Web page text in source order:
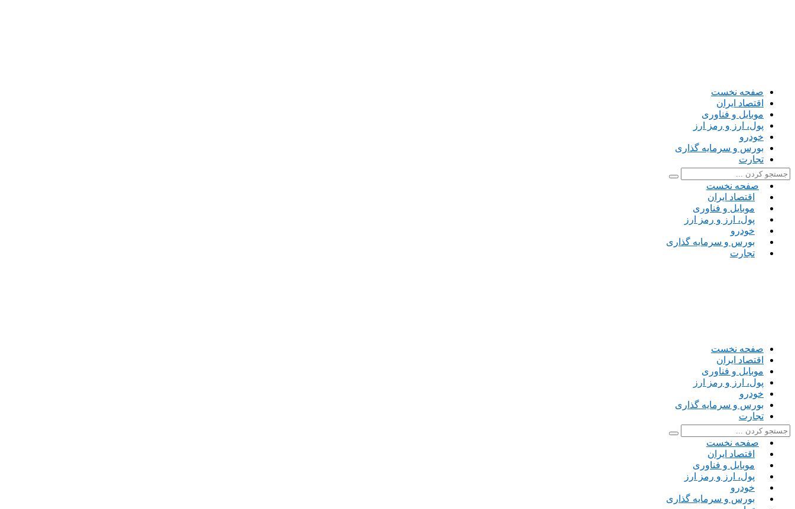
صفحه نخست
اقتصاد ایران
موبایل و فناوری
پول، ارز و رمز ارز
خودرو
بورس و سرمایه گذاری
تجارت
صفحه نخست
اقتصاد ایران
موبایل و فناوری
پول، ارز و رمز ارز
خودرو
بورس و سرمایه گذاری
تجارت
صفحه نخست
اقتصاد ایران
موبایل و فناوری
پول، ارز و رمز ارز
خودرو
بورس و سرمایه گذاری
تجارت
صفحه نخست
اقتصاد ایران
موبایل و فناوری
پول، ارز و رمز ارز
خودرو
بورس و سرمایه گذاری